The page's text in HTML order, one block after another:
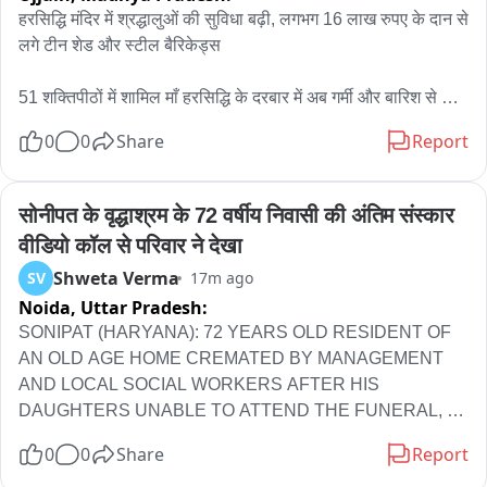
हरसिद्धि मंदिर में श्रद्धालुओं की सुविधा बढ़ी, लगभग 16 लाख रुपए के दान से
लगे टीन शेड और स्टील बैरिकेड्स
51 शक्तिपीठों में शामिल माँ हरसिद्धि के दरबार में अब गर्मी और बारिश से
कुलदेवी माँ हरसिद्धि मंदिर में श्रद्धालुओं की सुविधा को ध्यान में रखते हुए
महत्वपूर्ण व्यवस्थाएं की गई हैं। अब दर्शन के लिए आने वाले भक्तों को तेज धूप
और बारिश से राहत मिलेगी। मंदिर परिसर में श्रद्धालुओं के गुप्त दान से
जनसहयोग के माध्यम से लगभग 16 लाख रुपए की लागत से तीन टीन शेड
और स्टील की जिग-जैग बैरिकेडिंग स्थापित की गई है।
कलेक्टर के निर्देश तथा मंदिर के सहायक प्रशासक इंद्रेश लोधी के मार्गदर्शन
में यह कार्य कराया गया। मंदिर प्रबंधन के अनुसार, श्रद्धालुओं को धूप और
बारिश से बचाने के लिए करीब 7 से 8 लाख रुपए की लागत से तीन टीन शेड
नियंत्रित करने के लिए करीब 8 से 9 लाख रुपए की लागत से स्टील की
0 0 Share Report
सोनीपत के वृद्धाश्रम के 72 वर्षीय निवासी की अंतिम संस्कार
वीडियो कॉल से परिवार ने देखा
SV Shweta Verma 17m ago
Noida, Uttar Pradesh:
SONIPAT (HARYANA): 72 YEARS OLD RESIDENT OF
AN OLD AGE HOME CREMATED BY MANAGEMENT
AND LOCAL SOCIAL WORKERS AFTER HIS
DAUGHTERS UNABLE TO ATTEND THE FUNERAL,
THROUGH VIDEO CALL/ VISUALS/ ANAND KUMAR
0 0 Share Report